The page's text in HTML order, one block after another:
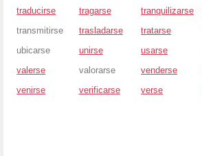
traducirse
tragarse tranquilizarse
transmitirse
trasladarse tratarse
ubicarse
unirse usarse
valerse
valorarse venderse
venirse
verificarse verse